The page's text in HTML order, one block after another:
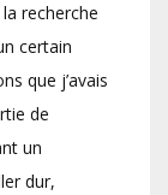
recherche
certain
que j’avais
de
un
dur,